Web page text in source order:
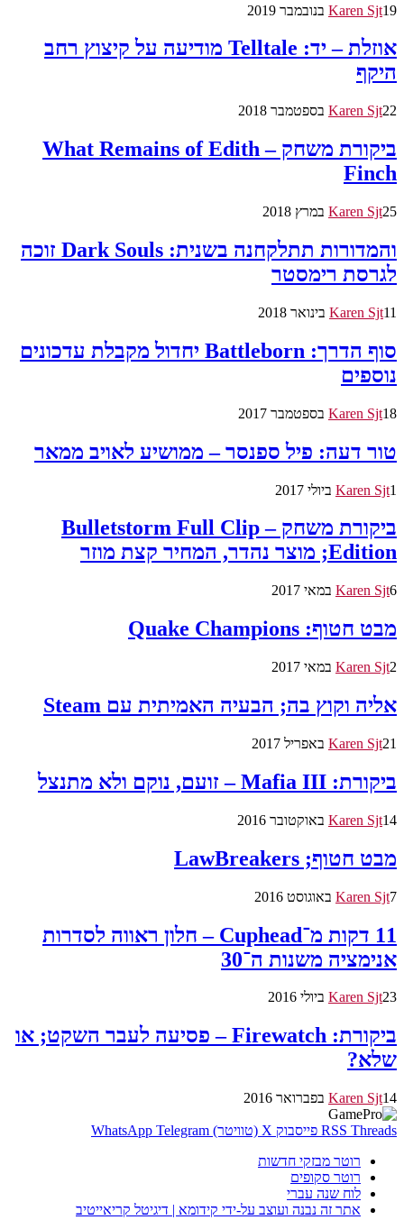
Karen Sjt19 בנובמבר 2019
אוזלת – יד: Telltale מודיעה על קיצוץ רחב
היקף
Karen Sjt22 בספטמבר 2018
ביקורת משחק – What Remains of Edith
Finch
Karen Sjt25 במרץ 2018
והמדורות תתלקחנה בשנית: Dark Souls זוכה
לגרסת רימסטר
Karen Sjt11 בינואר 2018
סוף הדרך: Battleborn יחדול מקבלת עדכונים
נוספים
Karen Sjt18 בספטמבר 2017
טור דעה: פיל ספנסר – ממושיע לאויב ממאר
Karen Sjt1 ביולי 2017
ביקורת משחק – Bulletstorm Full Clip
Edition; מוצר נהדר, המחיר קצת מוזר
Karen Sjt6 במאי 2017
מבט חטוף: Quake Champions
Karen Sjt2 במאי 2017
אליה וקוץ בה; הבעיה האמיתית עם Steam
Karen Sjt21 באפריל 2017
ביקורת: Mafia III – זועם, נוקם ולא מתנצל
Karen Sjt14 באוקטובר 2016
מבט חטוף; LawBreakers
Karen Sjt7 באוגוסט 2016
11 דקות מ־Cuphead – חלון ראווה לסדרות
אנימציה משנות ה־30
Karen Sjt23 ביולי 2016
ביקורת: Firewatch – פסיעה לעבר השקט; או
שלא?
Karen Sjt14 בפברואר 2016
RSS Threads פייסבוק X (טוויטר) WhatsApp Telegram
רוטר מבזקי חדשות
רוטר סקופים
לוח שנה עברי
אתר זה נבנה ועוצב על-ידי קידומא | דיגיטל קריאייטיב